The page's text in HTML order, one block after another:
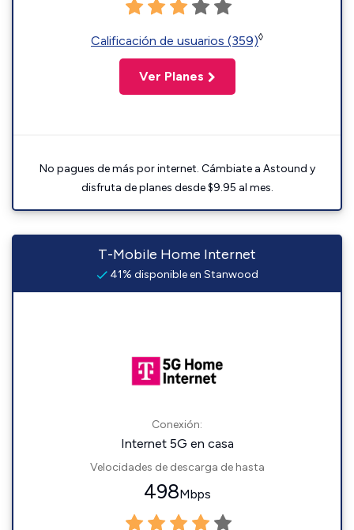
Calificación de usuarios (359)◊
Ver Planes
No pagues de más por internet. Cámbiate a Astound y
disfruta de planes desde $9.95 al mes.
T-Mobile Home Internet
41% disponible en Stanwood
Conexión:
Internet 5G en casa
Velocidades de descarga de hasta
498Mbps